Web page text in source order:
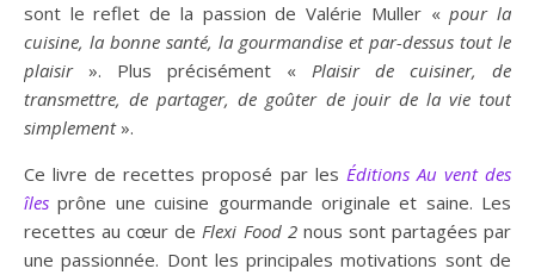
sont le reflet de la passion de Valérie Muller «pour la
cuisine, la bonne santé, la gourmandise et par-dessus tout le
plaisir». Plus précisément « Plaisir de cuisiner, de
transmettre, de partager, de goûter de jouir de la vie tout
simplement ».
Ce livre de recettes proposé par les Éditions Au vent des
îles prône une cuisine gourmande originale et saine. Les
recettes au cœur deFlexi Food 2nous sont partagées par
une passionnée. Dont les principales motivations sont de